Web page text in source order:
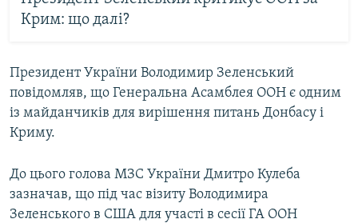
Крим: що далі?
Президент України Володимир Зеленський
повідомляв, що Генеральна Асамблея ООН є одним
із майданчиків для вирішення питань Донбасу і
Криму.
До цього голова МЗС України Дмитро Кулеба
зазначав, що під час візиту Володимира
Зеленського в США для участі в сесії ГА ООН